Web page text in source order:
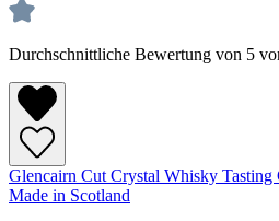
Durchschnittliche Bewertung von 5
Glencairn Cut Crystal Whisky
Made in Scotland